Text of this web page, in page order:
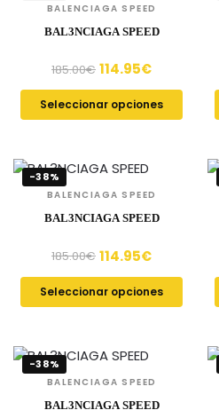
BALENCIAGA SPEED
BAL3NCIAGA SPEED
185.00€ 114.95€
Seleccionar opciones
-38%
BALENCIAGA SPEED
BAL3NCIAGA SPEED
185.00€ 114.95€
Seleccionar opciones
-38%
BALENCIAGA SPEED
BAL3NCIAGA SPEED